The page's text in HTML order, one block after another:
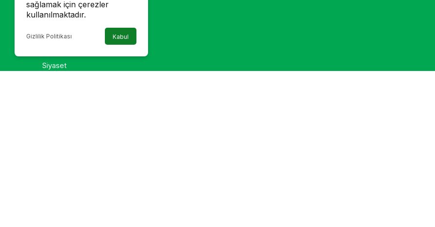
sağlamak için çerezler
kullanılmaktadır.
Gizlilik Politikası Kabul
Kadın
Kültür Sanat
Magazin
Siyaset